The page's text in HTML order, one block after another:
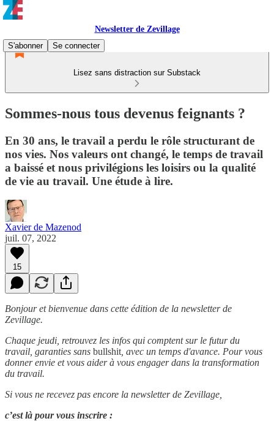
Newsletter de Zevillage
S'abonner
Se connecter
Lisez sans distraction sur Substack
Sommes-nous tous devenus feignants ?
En 30 ans, le travail a perdu le rôle structurant de
nos vies. Nos valeurs ont changé, le temps de travail
a baissé et nous privilégions les loisirs ou la qualité
de vie au travail. Une étude à lire.
Xavier de Mazenod
juil. 07, 2022
15
Bonjour et bienvenue dans cette édition de la newsletter de
Zevillage.
Chaque jeudi, retrouvez les infos qui comptent sur le futur du
travail, garanties sans bullshit , avec un temps d'avance. Pour vous
donner envie et vous aider à vous engager dans la transformation
du travail.
Si vous ne recevez pas encore la newsletter de Zevillage,
c’est là pour vous inscrire :